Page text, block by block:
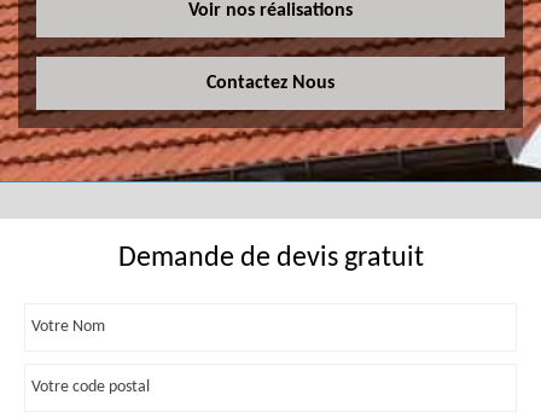
Voir nos réalisations
Contactez Nous
Demande de devis gratuit